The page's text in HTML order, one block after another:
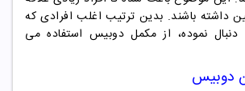
داشته باشند. بدین ترتیب اغلب افرادی که
نموده، از مکمل دوبیس استفاده می
دوبیس